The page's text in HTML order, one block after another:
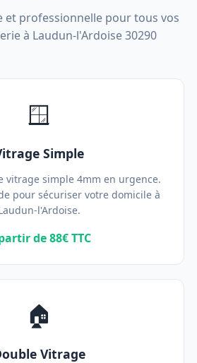
professionnelle pour tous vos
à Laudun-l'Ardoise 30290
🪟
Simple
vitrage simple 4mm en urgence.
pour sécuriser votre domicile à
l'Ardoise.
de 88€ TTC
🏠
Vitrage